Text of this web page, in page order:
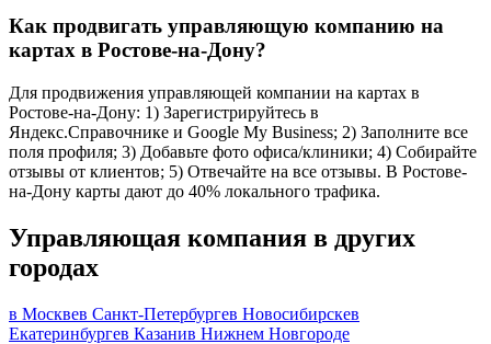
Как продвигать управляющую компанию на
картах в Ростове-на-Дону?
Для продвижения управляющей компании на картах в
Ростове-на-Дону: 1) Зарегистрируйтесь в
Яндекс.Справочнике и Google My Business; 2) Заполните все
поля профиля; 3) Добавьте фото офиса/клиники; 4) Собирайте
отзывы от клиентов; 5) Отвечайте на все отзывы. В Ростове-
на-Дону карты дают до 40% локального трафика.
Управляющая компания в других
городах
в Москвев Санкт-Петербургев Новосибирскев
Екатеринбургев Казанив Нижнем Новгороде